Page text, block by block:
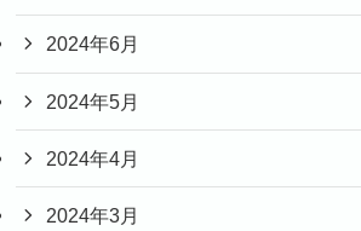
2024年6月
2024年5月
2024年4月
2024年3月